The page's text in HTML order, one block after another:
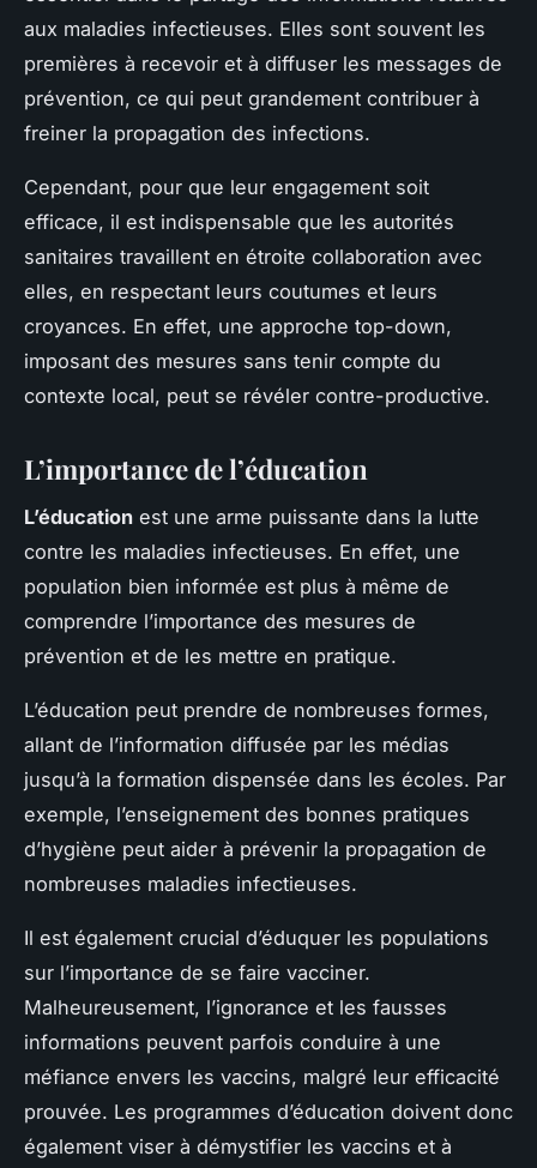
aux maladies infectieuses. Elles sont souvent les
premières à recevoir et à diffuser les messages de
prévention, ce qui peut grandement contribuer à
freiner la propagation des infections.
Cependant, pour que leur engagement soit
efficace, il est indispensable que les autorités
sanitaires travaillent en étroite collaboration avec
elles, en respectant leurs coutumes et leurs
croyances. En effet, une approche top-down,
imposant des mesures sans tenir compte du
contexte local, peut se révéler contre-productive.
L’importance de l’éducation
L’éducation est une arme puissante dans la lutte
contre les maladies infectieuses. En effet, une
population bien informée est plus à même de
comprendre l’importance des mesures de
prévention et de les mettre en pratique.
L’éducation peut prendre de nombreuses formes,
allant de l’information diffusée par les médias
jusqu’à la formation dispensée dans les écoles. Par
exemple, l’enseignement des bonnes pratiques
d’hygiène peut aider à prévenir la propagation de
nombreuses maladies infectieuses.
Il est également crucial d’éduquer les populations
sur l’importance de se faire vacciner.
Malheureusement, l’ignorance et les fausses
informations peuvent parfois conduire à une
méfiance envers les vaccins, malgré leur efficacité
prouvée. Les programmes d’éducation doivent donc
également viser à démystifier les vaccins et à